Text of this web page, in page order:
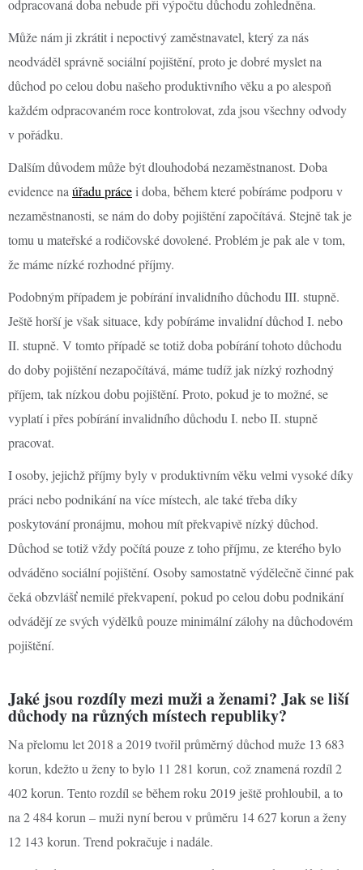
odpracovaná doba nebude při výpočtu důchodu zohledněna.
Může nám ji zkrátit i nepoctivý zaměstnavatel, který za nás
neodváděl správně sociální pojištění, proto je dobré myslet na
důchod po celou dobu našeho produktivního věku a po alespoň
každém odpracovaném roce kontrolovat, zda jsou všechny odvody
v pořádku.
Dalším důvodem může být dlouhodobá nezaměstnanost. Doba
evidence na úřadu prácei doba, během které pobíráme podporu v
nezaměstnanosti, se nám do doby pojištění započítává. Stejně tak je
tomu u mateřské a rodičovské dovolené. Problém je pak ale v tom,
že máme nízké rozhodné příjmy.
Podobným případem je pobírání invalidního důchodu III. stupně.
Ještě horší je však situace, kdy pobíráme invalidní důchod I. nebo
II. stupně. V tomto případě se totiž doba pobírání tohoto důchodu
do doby pojištění nezapočítává, máme tudíž jak nízký rozhodný
příjem, tak nízkou dobu pojištění. Proto, pokud je to možné, se
vyplatí i přes pobírání invalidního důchodu I. nebo II. stupně
pracovat.
I osoby, jejichž příjmy byly v produktivním věku velmi vysoké díky
práci nebo podnikání na více místech, ale také třeba díky
poskytování pronájmu, mohou mít překvapivě nízký důchod.
Důchod se totiž vždy počítá pouze z toho příjmu, ze kterého bylo
odváděno sociální pojištění. Osoby samostatně výdělečně činné pak
čeká obzvlášť nemilé překvapení, pokud po celou dobu podnikání
odvádějí ze svých výdělků pouze minimální zálohy na důchodovém
pojištění.
Jaké jsou rozdíly mezi muži a ženami? Jak se liší
důchody na různých místech republiky?
Na přelomu let 2018 a 2019 tvořil průměrný důchod muže 13 683
korun, kdežto u ženy to bylo 11 281 korun, což znamená rozdíl 2
402 korun. Tento rozdíl se během roku 2019 ještě prohloubil, a to
na 2 484 korun – muži nyní berou v průměru 14 627 korun a ženy
12 143 korun. Trend pokračuje i nadále.